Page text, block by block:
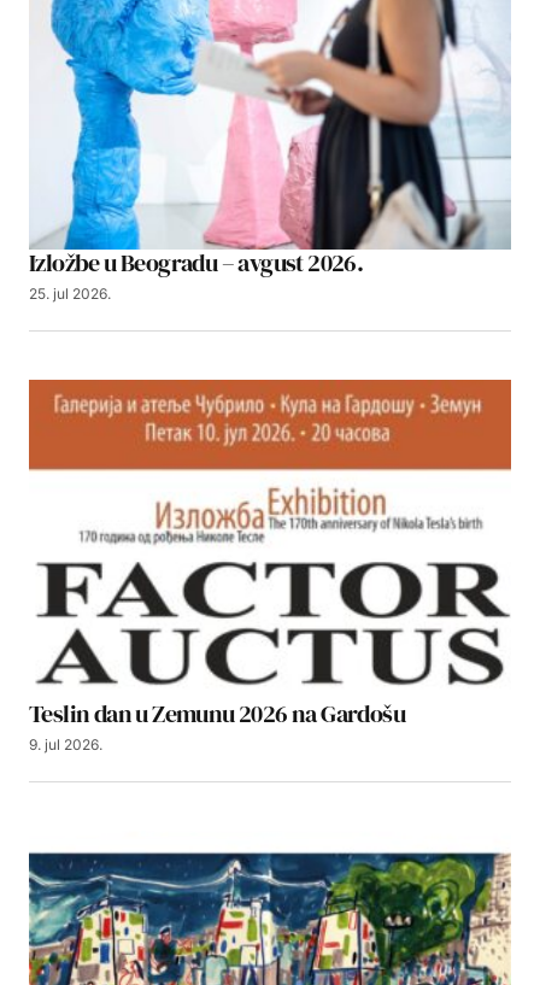
Izložbe u Beogradu – avgust 2026.
25. jul 2026.
Teslin dan u Zemunu 2026 na Gardošu
9. jul 2026.